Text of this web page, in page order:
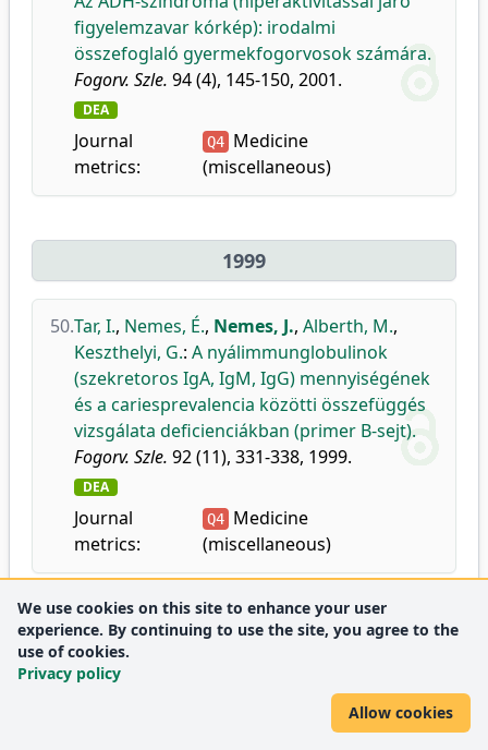
figyelemzavar kórkép): irodalmi
összefoglaló gyermekfogorvosok számára.
Fogorv. Szle. 94 (4), 145-150, 2001.
DEA
Journal
metrics:
Q4 Medicine
(miscellaneous)
1999
50.Tar, I., Nemes, É., Nemes, J., Alberth, M.,
Keszthelyi, G.: A nyálimmunglobulinok
(szekretoros IgA, IgM, IgG) mennyiségének
és a cariesprevalencia közötti összefüggés
vizsgálata deficienciákban (primer B-sejt).
Fogorv. Szle. 92 (11), 331-338, 1999.
DEA
Journal
metrics:
Q4 Medicine
(miscellaneous)
1997
Radics, T. Kiss, C.
Egy amegakaryocytás thrombocytás
We use cookies on this site to enhance your user
experience. By continuing to use the site, you agree to the
use of cookies.
Privacy policy
Allow cookies